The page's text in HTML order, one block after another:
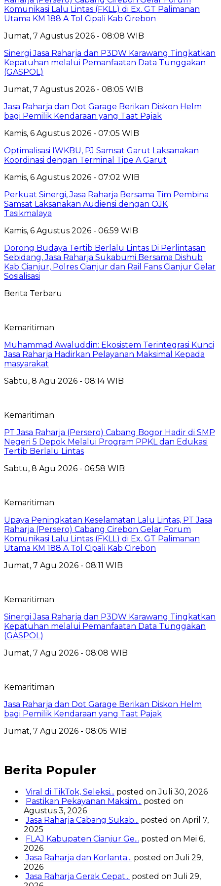
Komunikasi Lalu Lintas (FKLL) di Ex. GT Palimanan
Utama KM 188 A Tol Cipali Kab Cirebon
Jumat, 7 Agustus 2026 - 08:08 WIB
Sinergi Jasa Raharja dan P3DW Karawang Tingkatkan
Kepatuhan melalui Pemanfaatan Data Tunggakan
(GASPOL)
Jumat, 7 Agustus 2026 - 08:05 WIB
Jasa Raharja dan Dot Garage Berikan Diskon Helm
bagi Pemilik Kendaraan yang Taat Pajak
Kamis, 6 Agustus 2026 - 07:05 WIB
Optimalisasi IWKBU, PJ Samsat Garut Laksanakan
Koordinasi dengan Terminal Tipe A Garut
Kamis, 6 Agustus 2026 - 07:02 WIB
Perkuat Sinergi, Jasa Raharja Bersama Tim Pembina
Samsat Laksanakan Audiensi dengan OJK
Tasikmalaya
Kamis, 6 Agustus 2026 - 06:59 WIB
Dorong Budaya Tertib Berlalu Lintas Di Perlintasan
Sebidang, Jasa Raharja Sukabumi Bersama Dishub
Kab Cianjur, Polres Cianjur dan Rail Fans Cianjur Gelar
Sosialisasi
Berita Terbaru
Kemaritiman
Muhammad Awaluddin: Ekosistem Terintegrasi Kunci
Jasa Raharja Hadirkan Pelayanan Maksimal Kepada
masyarakat
Sabtu, 8 Agu 2026 - 08:14 WIB
Kemaritiman
PT Jasa Raharja (Persero) Cabang Bogor Hadir di SMP
Negeri 5 Depok Melalui Program PPKL dan Edukasi
Tertib Berlalu Lintas
Sabtu, 8 Agu 2026 - 06:58 WIB
Kemaritiman
Upaya Peningkatan Keselamatan Lalu Lintas, PT Jasa
Raharja (Persero) Cabang Cirebon Gelar Forum
Komunikasi Lalu Lintas (FKLL) di Ex. GT Palimanan
Utama KM 188 A Tol Cipali Kab Cirebon
Jumat, 7 Agu 2026 - 08:11 WIB
Kemaritiman
Sinergi Jasa Raharja dan P3DW Karawang Tingkatkan
Kepatuhan melalui Pemanfaatan Data Tunggakan
(GASPOL)
Jumat, 7 Agu 2026 - 08:08 WIB
Kemaritiman
Jasa Raharja dan Dot Garage Berikan Diskon Helm
bagi Pemilik Kendaraan yang Taat Pajak
Jumat, 7 Agu 2026 - 08:05 WIB
Berita Populer
Viral di TikTok, Seleksi... posted on Juli 30, 2026
Pastikan Pekayanan Maksim... posted on
Agustus 3, 2026
Jasa Raharja Cabang Sukab... posted on April 7,
2025
FLAJ Kabupaten Cianjur Ge... posted on Mei 6,
2026
Jasa Raharja dan Korlanta... posted on Juli 29,
2026
Jasa Raharja Gerak Cepat... posted on Juli 29,